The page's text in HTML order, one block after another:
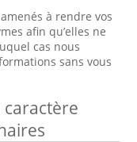
à rendre vos
afin qu’elles ne
cas nous
sans vous
caractère